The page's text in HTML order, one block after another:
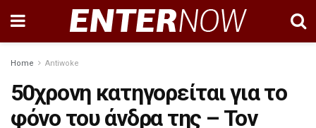
Home Antiwoke
50χρονη κατηγορείται για το
φόνο του άνδρα της – Τον